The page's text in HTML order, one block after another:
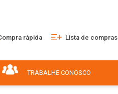
rápida Lista de compras
TRABALHE CONOSCO